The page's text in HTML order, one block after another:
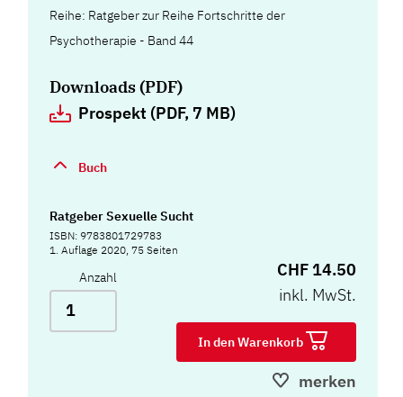
Reihe: Ratgeber zur Reihe Fortschritte der
Psychotherapie - Band 44
Downloads (PDF)
Prospekt (PDF, 7 MB)
Buch
Ratgeber Sexuelle Sucht
ISBN: 9783801729783
1. Auflage 2020, 75 Seiten
Anzahl
CHF 14.50
inkl. MwSt.
In den Warenkorb
merken